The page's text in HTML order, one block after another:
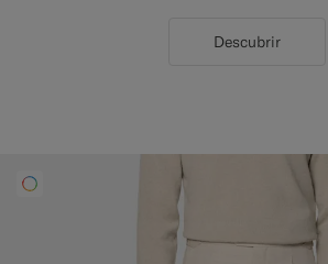
Descubrir